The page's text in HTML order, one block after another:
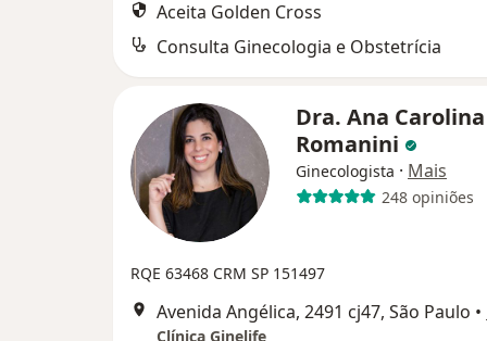
Aceita Golden Cross
Consulta Ginecologia e Obstetrícia
Dra. Ana Carolina
Romanini
Ginecologista · Mais
248 opiniões
RQE 63468 CRM SP 151497
Avenida Angélica, 2491 cj47, São Paulo •
Clínica Ginelife